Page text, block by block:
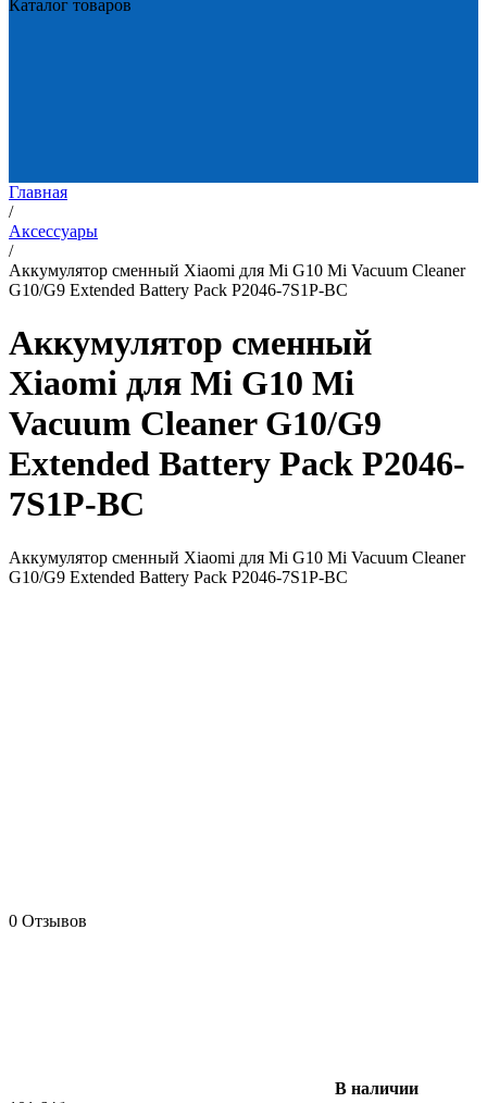
Каталог товаров
Главная
/
Аксессуары
/
Аккумулятор сменный Xiaomi для Mi G10 Mi Vacuum Cleaner
G10/G9 Extended Battery Pack P2046-7S1P-BC
Аккумулятор сменный
Xiaomi для Mi G10 Mi
Vacuum Cleaner G10/G9
Extended Battery Pack P2046-
7S1P-BC
Аккумулятор сменный Xiaomi для Mi G10 Mi Vacuum Cleaner
G10/G9 Extended Battery Pack P2046-7S1P-BC
0 Отзывов
В наличии